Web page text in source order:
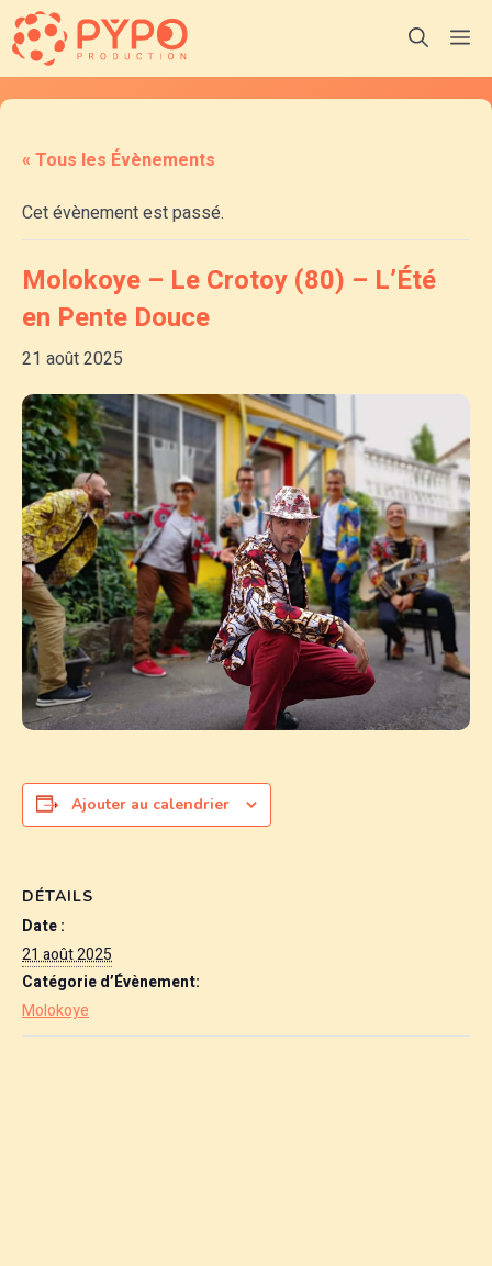
Aller
au
contenu
« Tous les Évènements
Cet évènement est passé.
Molokoye – Le Crotoy (80) – L’Été
en Pente Douce
21 août 2025
Ajouter au calendrier
DÉTAILS
Date :
21 août 2025
Catégorie d’Évènement:
Molokoye